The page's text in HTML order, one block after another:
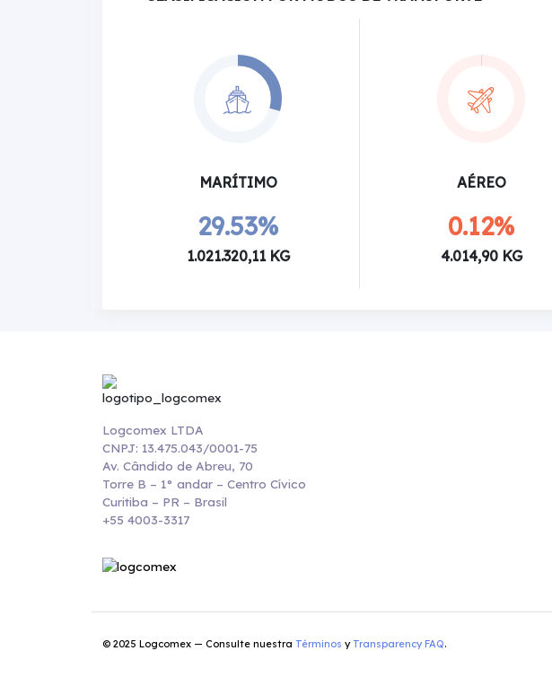
MARÍTIMO
29.53%
1.021.320,11 KG
AÉREO
0.12%
4.014,90 KG
Logcomex LTDA
CNPJ: 13.475.043/0001-75
Av. Cândido de Abreu, 70
Torre B – 1° andar – Centro Cívico
Curitiba – PR – Brasil
+55 4003-3317
© 2025 Logcomex — Consulte nuestra Términos y Transparency FAQ.